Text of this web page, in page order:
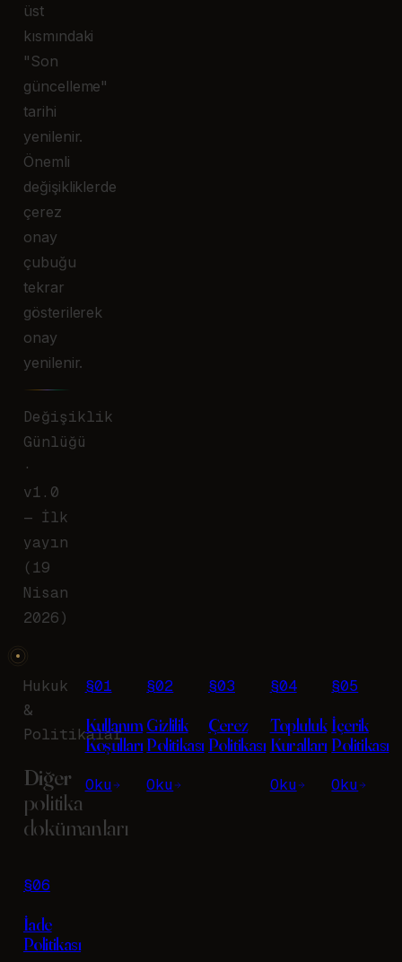
üst
kısmındaki
"Son
güncelleme"
tarihi
yenilenir.
Önemli
değişikliklerde
çerez
onay
çubuğu
tekrar
gösterilerek
onay
yenilenir.
Değişiklik
Günlüğü
·
v1.0
— İlk
yayın
(19
Nisan
2026)
Hukuk
&
Politikalar
Diğer
politika
dokümanları
§01
Kullanım
Koşulları
Oku
§02
Gizlilik
Politikası
Oku
§03
Çerez
Politikası
§04
Topluluk
Kuralları
Oku
§05
İçerik
Politikası
Oku
§06
İade
Politikası